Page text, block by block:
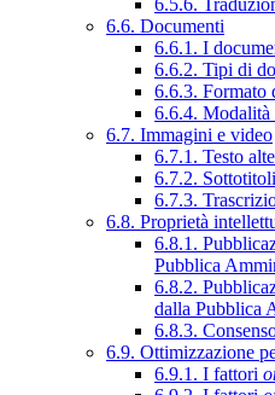
6.5.6.
6.6. Documenti
6.6.1. I
6.6.2. Tipi di
6.6.3. Formato
6.6.4. Modalità
6.7. Immagini e video
6.7.1. Testo
6.7.2.
6.7.3.
6.8. Proprietà
6.8.1.
Pubblica
6.8.2.
dalla Pubblica
6.8.3.
6.9. Ottimizzazione
6.9.1. I fattori